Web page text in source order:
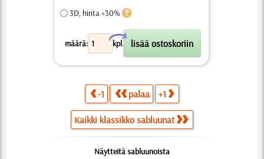
3D, hinta +30%
määrä: kpl.
X
-1 palaa +1
Kaikki klassikko sabluunat
Näytteitä sabluunoista